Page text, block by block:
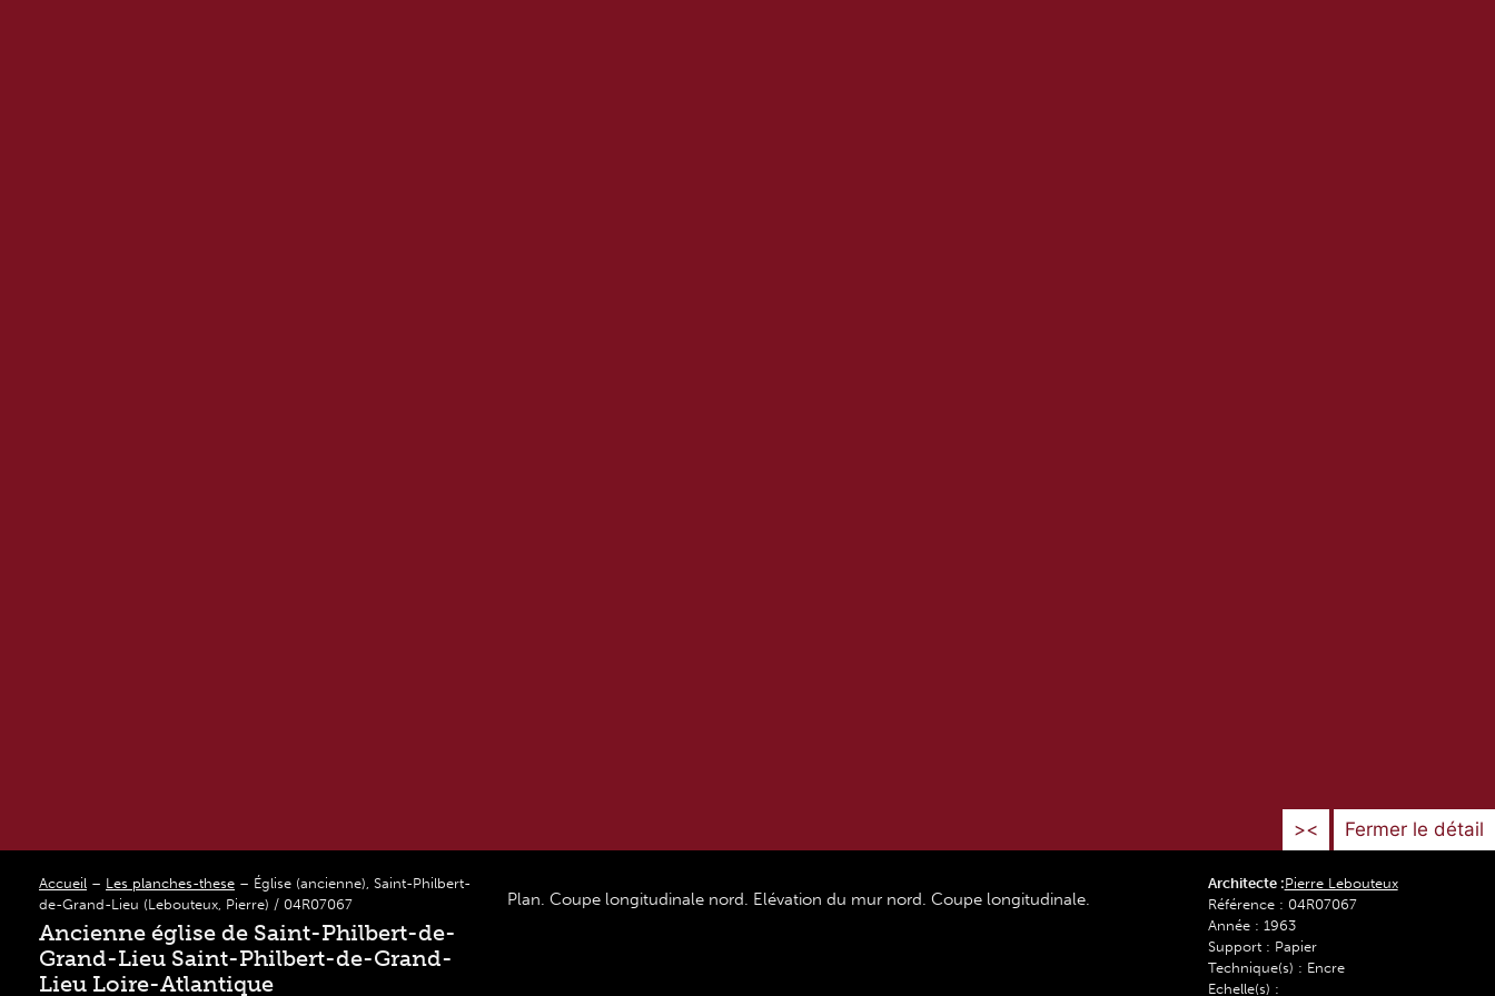
>< Fermer le détail
Accueil – Les planches-these – Église (ancienne), Saint-Philbert-
de-Grand-Lieu (Lebouteux, Pierre) / 04R07067
Ancienne église de Saint-Philbert-de-
Grand-Lieu Saint-Philbert-de-Grand-
Lieu Loire-Atlantique
Plan. Coupe longitudinale nord. Elévation du mur nord. Coupe longitudinale.
Architecte :Pierre Lebouteux
Référence : 04R07067
Année : 1963
Support : Papier
Technique(s) : Encre
Echelle(s) :